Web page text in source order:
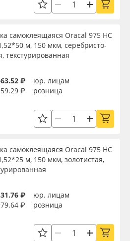
самоклеящаяся Oracal 975 HC
м, 150 мкм, серебристо-
текстурированная
₽
юр. лицам
₽
розница
самоклеящаяся Oracal 975 HC
м, 150 мкм, золотистая,
₽
юр. лицам
₽
розница